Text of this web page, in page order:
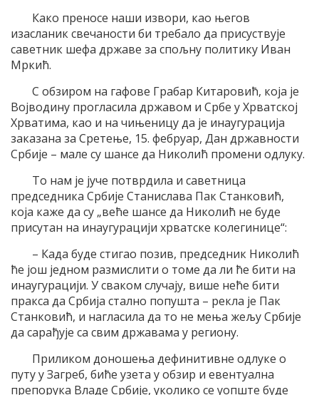
Како преносе наши извори, као његов
изасланик свечаности би требало да присуствује
саветник шефа државе за спољну политику Иван
Мркић.
С обзиром на гафове Грабар Китаровић, која је
Војводину прогласила државом и Србе у Хрватској
Хрватима, као и на чињеницу да је инаугурација
заказана за Сретење, 15. фебруар, Дан државности
Србије – мале су шансе да Николић промени одлуку.
То нам је јуче потврдила и саветница
председника Србије Станислава Пак Станковић,
која каже да су „веће шансе да Николић не буде
присутан на инаугурацији хрватске колегинице“:
– Када буде стигао позив, председник Николић
ће још једном размислити о томе да ли ће бити на
инаугурацији. У сваком случају, више неће бити
пракса да Србија стално попушта – рекла је Пак
Станковић, и нагласила да то не мења жељу Србије
да сарађује са свим државама у региону.
Приликом доношења дефинитивне одлуке о
путу у Загреб, биће узета у обзир и евентуална
препорука Владе Србије, уколико се уопште буде